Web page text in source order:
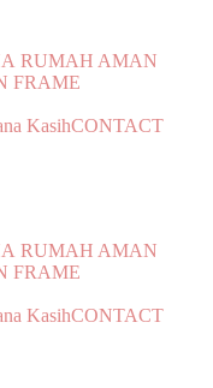
RUMAH AMAN
FRAME
KasihCONTACT
RUMAH AMAN
FRAME
KasihCONTACT